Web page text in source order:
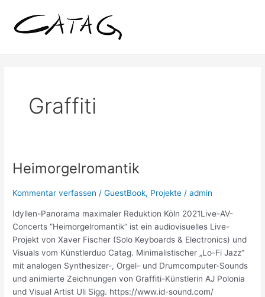
Inhalt
springen
Graffiti
Heimorgelromantik
Kommentar verfassen /GuestBook, Projekte /admin
Idyllen-Panorama maximaler Reduktion Köln 2021Live-AV-
Concerts ”Heimorgelromantik“ ist ein audiovisuelles Live-
Projekt von Xaver Fischer (Solo Keyboards & Electronics) und
Visuals vom Künstlerduo Catag. Minimalistischer „Lo-Fi Jazz“
mit analogen Synthesizer-, Orgel- und Drumcomputer-Sounds
und animierte Zeichnungen von Graffiti-Künstlerin AJ Polonia
und Visual Artist Uli Sigg. https://www.id-sound.com/
Heimorgelromantik